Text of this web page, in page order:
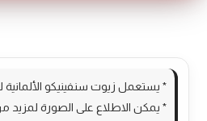
* يستعمل زيوت سنفينيكو الألمانية
* يمكن الاطلاع على الصورة لمزيد